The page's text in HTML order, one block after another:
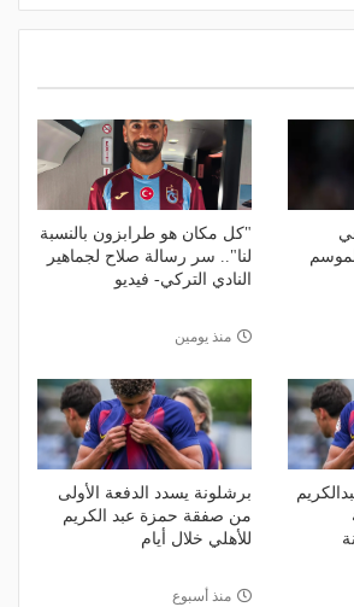
"كل مكان هو طرابزون بالنسبة
لنا".. سر رسالة صلاح لجماهير
النادي التركي- فيديو
منذ يومين
برشلونة يسدد الدفعة الأولى
من صفقة حمزة عبد الكريم
للأهلي خلال أيام
منذ أسبوع